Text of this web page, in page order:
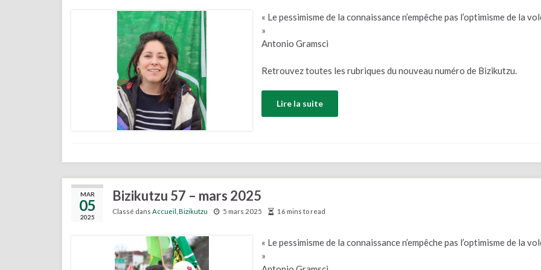
« Le pessimisme de la connaissance n’empêche pas l’optimisme de la
»
Antonio Gramsci
Retrouvez toutes les rubriques du nouveau numéro de Bizikutzu.
Lire la suite
MAR
05
2025
Bizikutzu 57 – mars 2025
Classé dans Accueil Bizikutzu 5 mars 2025 16 mins to read
« Le pessimisme de la connaissance n’empêche pas l’optimisme de la
»